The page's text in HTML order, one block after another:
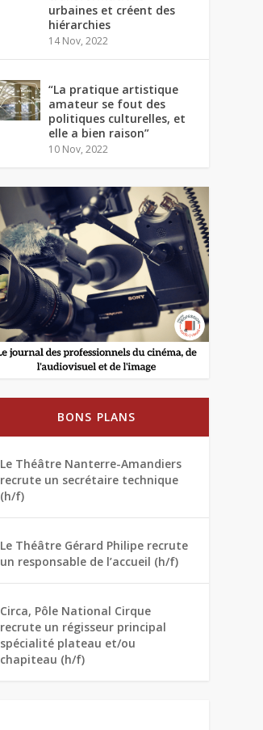
urbaines et créent des
hiérarchies
14 Nov, 2022
“La pratique artistique
amateur se fout des
politiques culturelles, et
elle a bien raison”
10 Nov, 2022
BONS PLANS
Le Théâtre Nanterre-Amandiers
recrute un secrétaire technique
(h/f)
Le Théâtre Gérard Philipe recrute
un responsable de l’accueil (h/f)
Circa, Pôle National Cirque
recrute un régisseur principal
spécialité plateau et/ou
chapiteau (h/f)